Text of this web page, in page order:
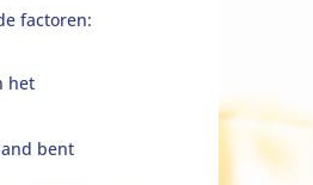
factoren:
het
bent